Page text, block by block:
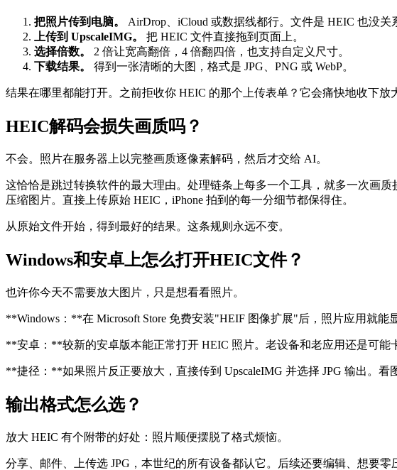
把照片传到电脑。
AirDrop、iCloud 或数据线都行。文件是 HEIC 也没关
上传到 UpscaleIMG。
把 HEIC 文件直接拖到页面上。
选择倍数。
2 倍让宽高翻倍，4 倍翻四倍，也支持自定义尺寸。
下载结果。
得到一张清晰的大图，格式是 JPG、PNG 或 WebP。
结果在哪里都能打开。之前拒收你 HEIC 的那个上传表单？它会痛快地收下放
HEIC解码会损失画质吗？
不会。照片在服务器上以完整画质逐像素解码，然后才交给 AI。
这恰恰是跳过转换软件的最大理由。处理链条上每多一个工具，就多一次画
压缩图片。直接上传原始 HEIC，iPhone 拍到的每一分细节都保得住。
从原始文件开始，得到最好的结果。这条规则永远不变。
Windows和安卓上怎么打开HEIC文件？
也许你今天不需要放大图片，只是想看看照片。
**Windows：**在 Microsoft Store 免费安装"HEIF 图像扩展"后，照片应用就能
**安卓：**较新的安卓版本能正常打开 HEIC 照片。老设备和老应用还是可能
**捷径：**如果照片反正要放大，直接传到 UpscaleIMG 并选择 JPG 输出。看
输出格式怎么选？
放大 HEIC 有个附带的好处：照片顺便摆脱了格式烦恼。
分享、邮件、上传选 JPG，本世纪的所有设备都认它。后续还要编辑、想要零